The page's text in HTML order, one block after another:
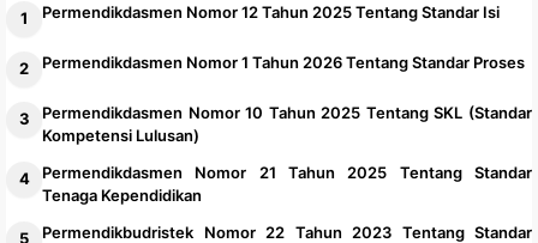
Permendikdasmen Nomor 12 Tahun 2025 Tentang Standar Isi
Permendikdasmen Nomor 1 Tahun 2026 Tentang Standar Proses
Permendikdasmen Nomor 10 Tahun 2025 Tentang SKL (Standar
Kompetensi Lulusan)
Permendikdasmen Nomor 21 Tahun 2025 Tentang Standar
Tenaga Kependidikan
Permendikbudristek Nomor 22 Tahun 2023 Tentang Standar